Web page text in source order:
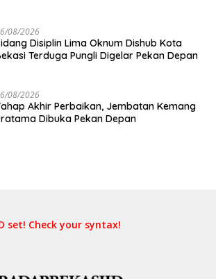
08/2026
Disiplin Lima Oknum Dishub Kota
Terduga Pungli Digelar Pekan Depan
08/2026
Akhir Perbaikan, Jembatan Kemang
Dibuka Pekan Depan
set! Check your syntax!